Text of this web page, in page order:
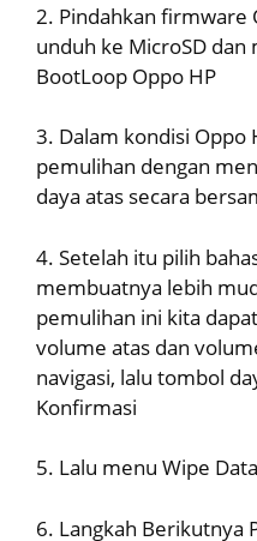
2. Pindahkan firmware
unduh ke MicroSD dan
BootLoop Oppo HP
3. Dalam kondisi Oppo
pemulihan dengan
daya atas secara
4. Setelah itu pilih
membuatnya lebih
pemulihan ini kita
volume atas dan
navigasi, lalu tombol
Konfirmasi
5. Lalu menu Wipe
6. Langkah Berikutnya